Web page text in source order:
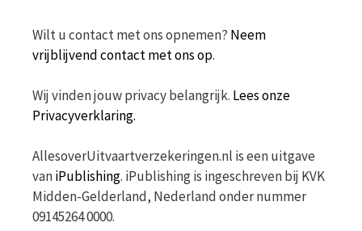
Wilt u contact met ons opnemen? Neem
vrijblijvend contact met ons op.
Wij vinden jouw privacy belangrijk. Lees onze
Privacyverklaring.
AllesoverUitvaartverzekeringen.nl is een uitgave
vaniPublishing. iPublishing is ingeschreven bij KVK
Midden-Gelderland, Nederland onder nummer
09145264 0000.